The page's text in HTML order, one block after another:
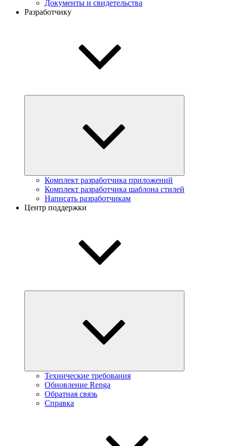
Документы и свидетельства
Разработчику
Комплект разработчика приложений
Комплект разработчика шаблона стилей
Написать разработчикам
Центр поддержки
Технические требования
Обновление Renga
Обратная связь
Справка